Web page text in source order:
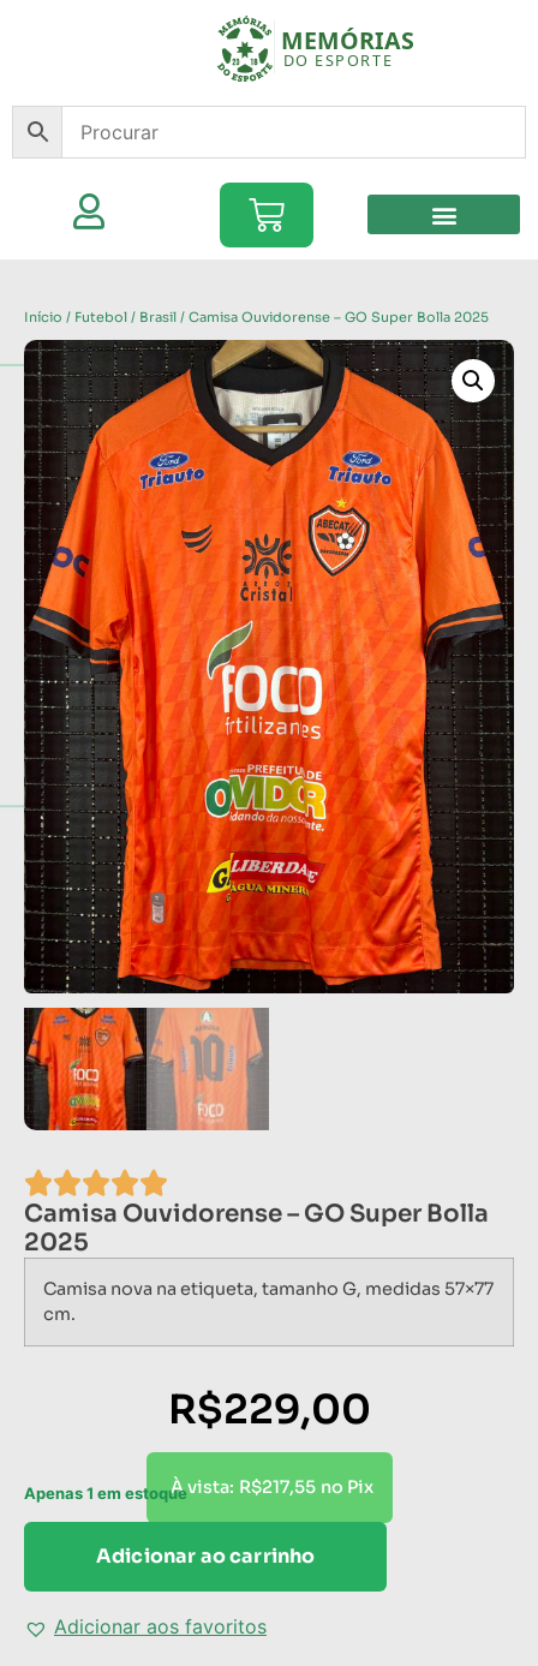
Início / Futebol / Brasil / Camisa Ouvidorense – GO Super Bolla 2025
Camisa Ouvidorense – GO Super Bolla
2025
Camisa nova na etiqueta, tamanho G, medidas 57×77
cm.
R$229,00
À vista: R$217,55 no Pix
Apenas 1 em estoque
Adicionar ao carrinho
Adicionar aos favoritos